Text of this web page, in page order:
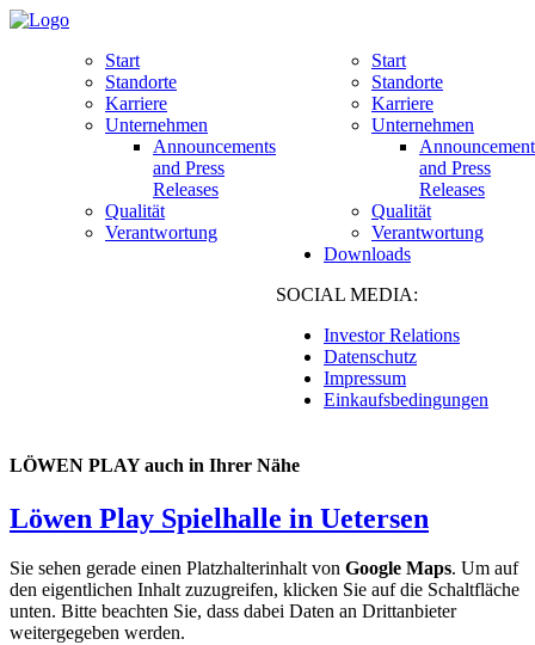
Start
Standorte
Karriere
Unternehmen
Announcements
and Press
Releases
Qualität
Verantwortung
Start
Standorte
Karriere
Unternehmen
and Press
Releases
Qualität
Verantwortung
Downloads
SOCIAL MEDIA:
Investor Relations
Datenschutz
Impressum
Einkaufsbedingungen
LÖWEN PLAY auch in Ihrer Nähe
Löwen Play Spielhalle in Uetersen
Sie sehen gerade einen Platzhalterinhalt von Google Maps. Um auf
den eigentlichen Inhalt zuzugreifen, klicken Sie auf die Schaltfläche
unten. Bitte beachten Sie, dass dabei Daten an Drittanbieter
weitergegeben werden.